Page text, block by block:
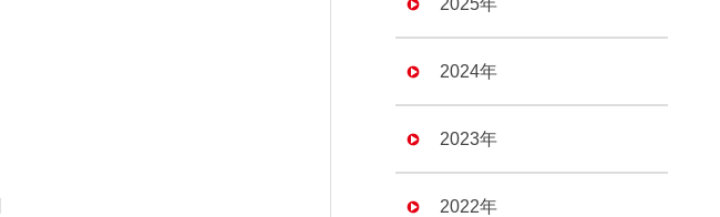
2025年
2024年
2023年
2022年